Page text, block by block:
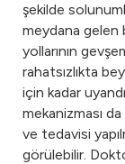
şekilde
meydana gelen
yollarının
rahatsızlıkta
için kadar
mekanizması
ve tedavisi
görülebilir.